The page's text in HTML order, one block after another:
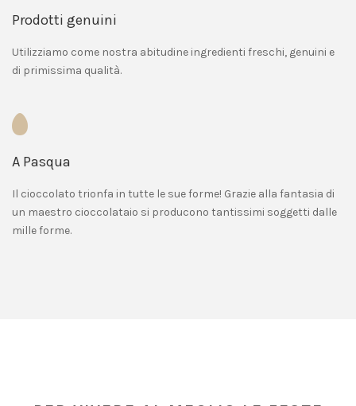
Prodotti genuini
Utilizziamo come nostra abitudine ingredienti freschi, genuini e
di primissima qualità.
A Pasqua
Il cioccolato trionfa in tutte le sue forme! Grazie alla fantasia di
un maestro cioccolataio si producono tantissimi soggetti dalle
mille forme.